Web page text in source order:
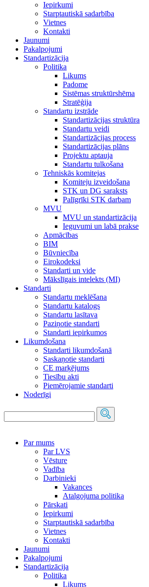
Iepirkumi
Starptautiskā sadarbība
Vietnes
Kontakti
Jaunumi
Pakalpojumi
Standartizācija
Politika
Likums
Padome
Sistēmas struktūrshēma
Stratēģija
Standartu izstrāde
Standartizācijas struktūra
Standartu veidi
Standartizācijas process
Standartizācijas plāns
Projektu aptauja
Standartu tulkošana
Tehniskās komitejas
Komiteju izveidošana
STK un DG saraksts
Palīgrīki STK darbam
MVU
MVU un standartizācija
Ieguvumi un labā prakse
Apmācības
BIM
Būvniecība
Eirokodeksi
Standarti un vide
Mākslīgais intelekts (MI)
Standarti
Standartu meklēšana
Standartu katalogs
Standartu lasītava
Paziņotie standarti
Standarti iepirkumos
Likumdošana
Standarti likumdošanā
Saskaņotie standarti
CE marķējums
Tiesību akti
Piemērojamie standarti
Noderīgi
Par mums
Par LVS
Vēsture
Vadība
Darbinieki
Vakances
Atalgojuma politika
Pārskati
Iepirkumi
Starptautiskā sadarbība
Vietnes
Kontakti
Jaunumi
Pakalpojumi
Standartizācija
Politika
Likums